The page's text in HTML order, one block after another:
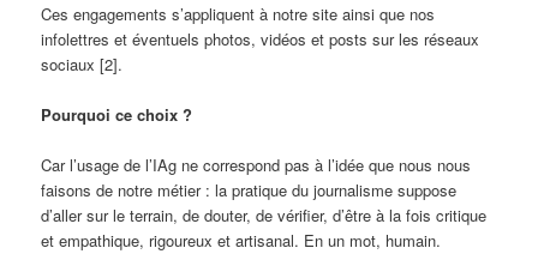
Ces engagements s’appliquent à notre site ainsi que nos
infolettres et éventuels photos, vidéos et posts sur les réseaux
sociaux [2].
Pourquoi ce choix ?
Car l’usage de l’IAg ne correspond pas à l’idée que nous nous
faisons de notre métier : la pratique du journalisme suppose
d’aller sur le terrain, de douter, de vérifier, d’être à la fois critique
et empathique, rigoureux et artisanal. En un mot, humain.